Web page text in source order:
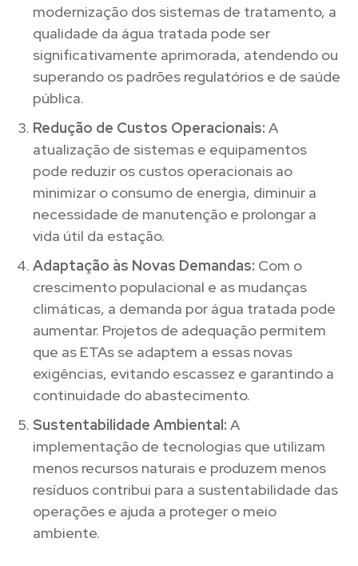
modernização dos sistemas de tratamento, a
qualidade da água tratada pode ser
significativamente aprimorada, atendendo ou
superando os padrões regulatórios e de saúde
pública.
Redução de Custos Operacionais: A
atualização de sistemas e equipamentos
pode reduzir os custos operacionais ao
minimizar o consumo de energia, diminuir a
necessidade de manutenção e prolongar a
vida útil da estação.
Adaptação às Novas Demandas: Com o
crescimento populacional e as mudanças
climáticas, a demanda por água tratada pode
aumentar. Projetos de adequação permitem
que as ETAs se adaptem a essas novas
exigências, evitando escassez e garantindo a
continuidade do abastecimento.
Sustentabilidade Ambiental: A
implementação de tecnologias que utilizam
menos recursos naturais e produzem menos
resíduos contribui para a sustentabilidade das
operações e ajuda a proteger o meio
ambiente.